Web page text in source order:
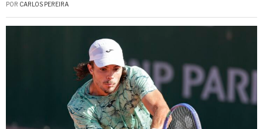
POR CARLOS PEREIRA